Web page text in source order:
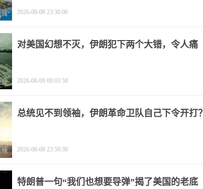
2026-08-08 23:30:00
对美国幻想不灭，伊朗犯下两个大错，令人痛
2026-08-09 00:03:58
总统见不到领袖，伊朗革命卫队自己下令开打？
2026-08-08 23:59:30
特朗普一句“我们也想要导弹”揭了美国的老底